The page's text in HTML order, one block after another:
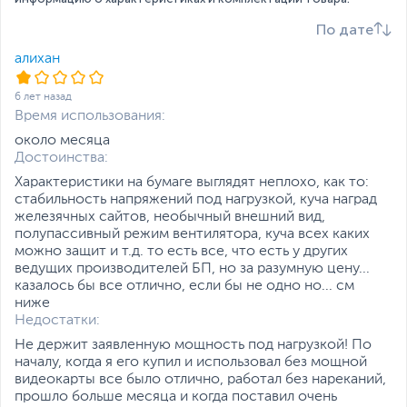
Японские конденсаторы
Системы защиты
отдельности (OCP)
Дополнительно
RGB-подсветка с 3
режимами работы 16.8
млн. цветов
Для работы посветки
требуется наличие хаба
P7-Hub (P7-H1) (в
материнской платы со
специальным 4-
пиновым разъёмом
Вентилятор включается
По дате
алихан
6 лет назад
Время использования:
около месяца
Достоинства:
Характеристики на бумаге выглядят неплохо, как то:
стабильность напряжений под нагрузкой, куча наград
железячных сайтов, необычный внешний вид,
полупассивный режим вентилятора, куча всех каких
можно защит и т.д. то есть все, что есть у других
ведущих производителей БП, но за разумную цену...
казалось бы все отлично, если бы не одно но... см
ниже
Недостатки:
Не держит заявленную мощность под нагрузкой! По
началу, когда я его купил и использовал без мощной
видеокарты все было отлично, работал без нареканий,
прошло больше месяца и когда поставил очень